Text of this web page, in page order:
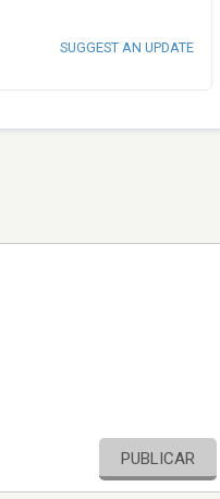
SUGGEST AN UPDATE
PUBLICAR